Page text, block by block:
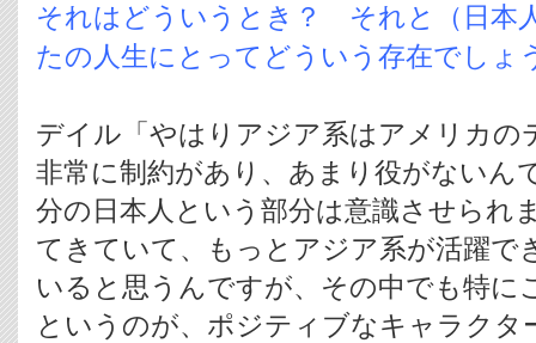
それはどういうとき？ それと（日本
たの人生にとってどういう存在でしょ
デイル「やはりアジア系はアメリカの
非常に制約があり、あまり役がないん
分の日本人という部分は意識させられ
てきていて、もっとアジア系が活躍で
いると思うんですが、その中でも特に
というのが、ポジティブなキャラクタ